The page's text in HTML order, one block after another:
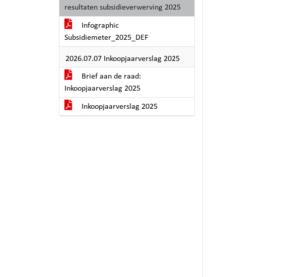
resultaten subsidieverwerving 2025
Infographic
Subsidiemeter_2025_DEF
2026.07.07 Inkoopjaarverslag 2025
Brief aan de raad:
Inkoopjaarverslag 2025
Inkoopjaarverslag 2025